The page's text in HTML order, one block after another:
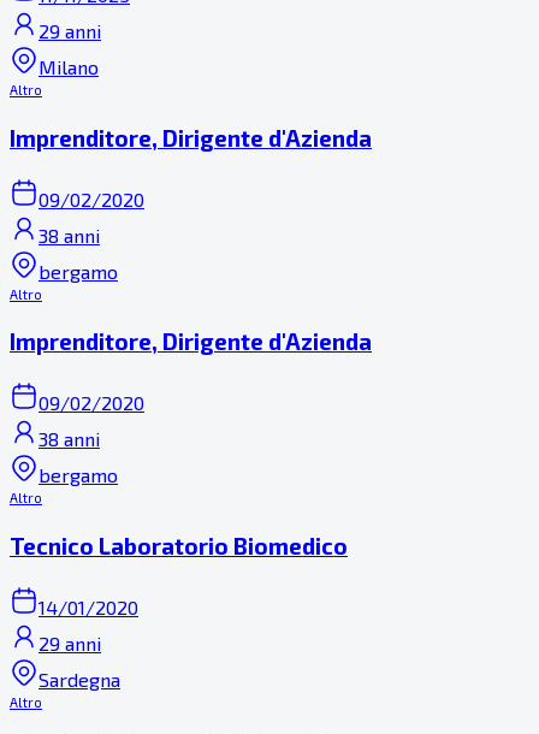
29 anni
Milano
Altro
Imprenditore, Dirigente d'Azienda
09/02/2020
38 anni
bergamo
Altro
Imprenditore, Dirigente d'Azienda
09/02/2020
38 anni
bergamo
Altro
Tecnico Laboratorio Biomedico
14/01/2020
29 anni
Sardegna
Altro